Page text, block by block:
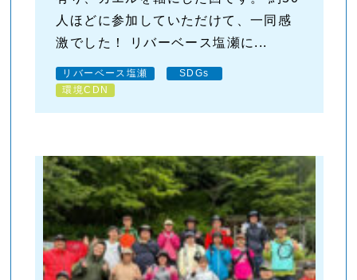
人ほどに参加していただけて、一同感
激でした！ リバーベース塩瀬に...
リバーベース塩瀬
SDGs
環境CDN